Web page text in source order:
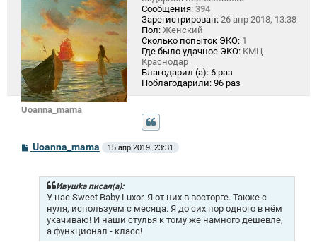
Uoanna_mama
Сообщения: 394
Зарегистрирован: 26 апр 2018, 13:38
Пол: Женский
Сколько попыток ЭКО: 1
Где было удачное ЭКО: КМЦ
Краснодар
Благодарил (а): 6 раз
Поблагодарили: 96 раз
СUoanna_mama 15 апр 2019, 23:31
Ивушkа писал(а):
У нас Sweet Baby Luxor. Я от них в восторге. Также с
нуля, используем с месяца. Я до сих пор одного в нём
укачиваю! И наши стулья к тому же намного дешевле,
а функционал - класс!